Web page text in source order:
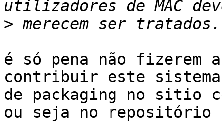
>
é só pena não fizerem
contribuir este sistema
de packaging no sitio
ou seja no repositório